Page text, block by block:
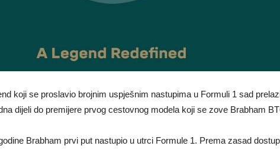
koji se proslavio brojnim uspješnim nastupima u Formuli 1 sad
dijeli do premijere prvog cestovnog modela koji se zove Brabham
Brabham prvi put nastupio u utrci Formule 1. Prema zasad